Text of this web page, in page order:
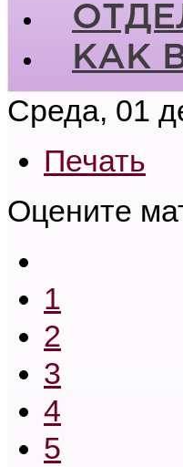
КАК
Среда, 01
Печать
Оцените
1
2
3
4
5